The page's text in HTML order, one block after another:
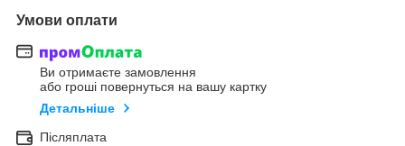
Умови оплати
Ви отримаєте замовлення
або гроші повернуться на вашу картку
Детальніше
Післяплата